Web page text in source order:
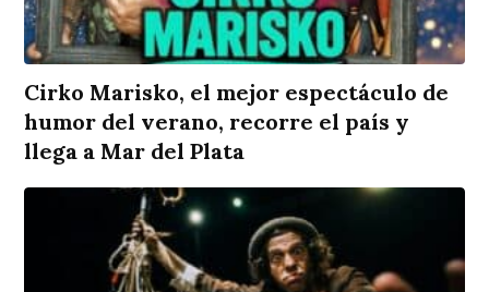
Cirko Marisko, el mejor espectáculo de
humor del verano, recorre el país y
llega a Mar del Plata